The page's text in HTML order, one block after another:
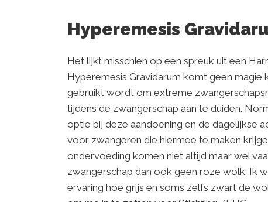
Hyperemesis
Het lijkt misschien op een spreuk uit een
Hyperemesis Gravidarum komt geen magie
gebruikt wordt om extreme
tijdens de zwangerschap aan te duiden.
optie bij deze aandoening en de dagelijkse
voor zwangeren die hiermee te maken
ondervoeding komen niet altijd maar wel
zwangerschap dan ook geen roze wolk. Ik
ervaring hoe grijs en soms zelfs zwart de